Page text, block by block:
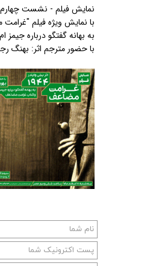
نمایش فیلم - نشست چهارم
با نمایش ویژه فیلم "غرامت
به بهانه گفتگو درباره
با حضور مترجم اثر: بهنگ